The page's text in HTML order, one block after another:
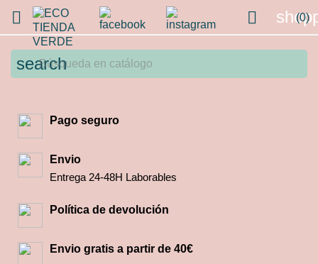
 (0)

search
Pago seguro
Envio
Entrega 24-48H Laborables
Política de devolución
Envio gratis a partir de 40€